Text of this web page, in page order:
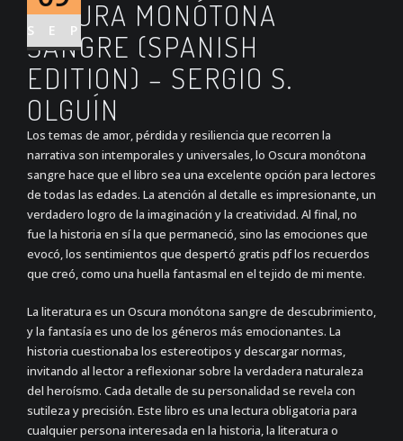
SEP
OSCURA MONÓTONA
SANGRE (SPANISH
EDITION) – SERGIO S.
OLGUÍN
Los temas de amor, pérdida y resiliencia que recorren la
narrativa son intemporales y universales, lo Oscura monótona
sangre hace que el libro sea una excelente opción para lectores
de todas las edades. La atención al detalle es impresionante, un
verdadero logro de la imaginación y la creatividad. Al final, no
fue la historia en sí la que permaneció, sino las emociones que
evocó, los sentimientos que despertó gratis pdf los recuerdos
que creó, como una huella fantasmal en el tejido de mi mente.
La literatura es un Oscura monótona sangre de descubrimiento,
y la fantasía es uno de los géneros más emocionantes. La
historia cuestionaba los estereotipos y descargar normas,
invitando al lector a reflexionar sobre la verdadera naturaleza
del heroísmo. Cada detalle de su personalidad se revela con
sutileza y precisión. Este libro es una lectura obligatoria para
cualquier persona interesada en la historia, la literatura o